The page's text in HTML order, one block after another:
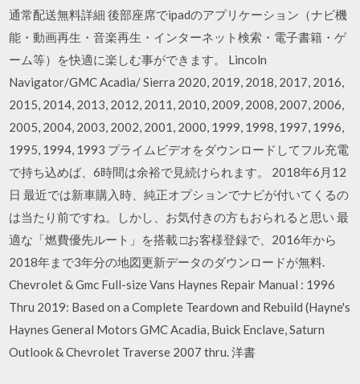
通常配送無料詳細 後部座席でipadのアプリケーション（ナビ機
能・動画再生・音楽再生・インターネット検索・電子書籍・ゲ
ーム等）を快適に楽しむ事ができます。 Lincoln
Navigator/GMC Acadia/ Sierra 2020, 2019, 2018, 2017, 2016,
2015, 2014, 2013, 2012, 2011, 2010, 2009, 2008, 2007, 2006,
2005, 2004, 2003, 2002, 2001, 2000, 1999, 1998, 1997, 1996,
1995, 1994, 1993 プライムビデオをダウンロードしてフル充電
で持ち込めば、6時間は余裕で見続けられます。 2018年6月12
日 最近では新車購入時、純正オプションでナビが付いてくるの
は当たり前ですね。しかし、お気付きの方もおられると思い 最
適な「燃費優先ルート」を搭載 □お客様登録で、2016年から
2018年まで3年分の地図更新データのダウンロードが無料.
Chevrolet & Gmc Full-size Vans Haynes Repair Manual : 1996
Thru 2019: Based on a Complete Teardown and Rebuild (Hayne's
Haynes General Motors GMC Acadia, Buick Enclave, Saturn
Outlook & Chevrolet Traverse 2007 thru. 洋書